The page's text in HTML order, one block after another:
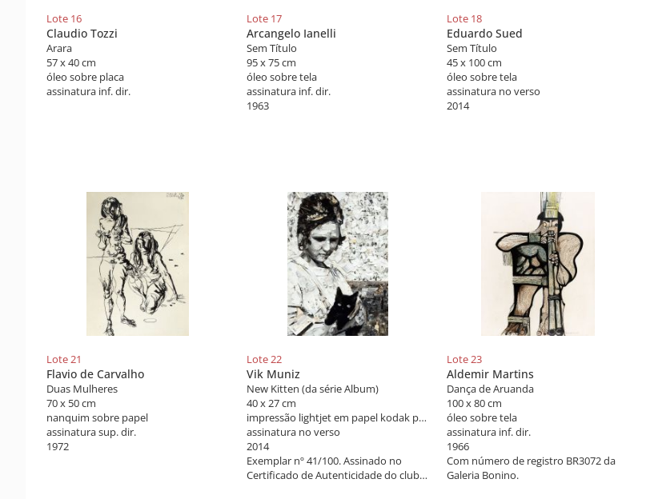
Lote 16
Claudio Tozzi
Arara
57 x 40 cm
óleo sobre placa
assinatura inf. dir.
Lote 17
Arcangelo Ianelli
Sem Título
95 x 75 cm
óleo sobre tela
assinatura inf. dir.
1963
Lote 18
Eduardo Sued
Sem Título
45 x 100 cm
óleo sobre tela
assinatura no verso
2014
Lote 21
Flavio de Carvalho
Duas Mulheres
70 x 50 cm
nanquim sobre papel
assinatura sup. dir.
1972
Lote 22
Vik Muniz
New Kitten (da série Album)
40 x 27 cm
impressão lightjet em papel kodak professional endura brilho
assinatura no verso
2014
Exemplar nº 41/100. Assinado no
Certificado de Autenticidade do clube
Lote 23
Aldemir Martins
Dança de Aruanda
100 x 80 cm
óleo sobre tela
assinatura inf. dir.
1966
Com número de registro BR3072 da
Galeria Bonino.